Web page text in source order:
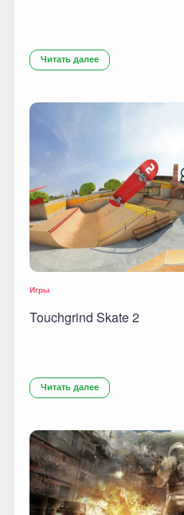
Читать далее
Игры
Touchgrind Skate 2
Читать далее